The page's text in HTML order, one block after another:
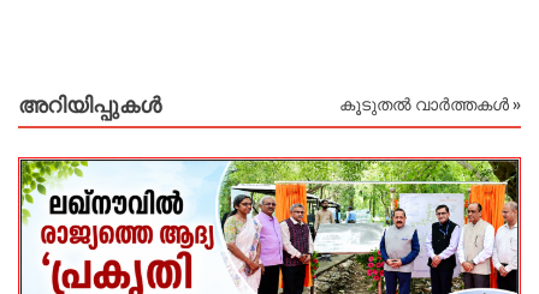
അറിയിപ്പുകള്‍ കൂടുതൽ വാർത്തകൾ »